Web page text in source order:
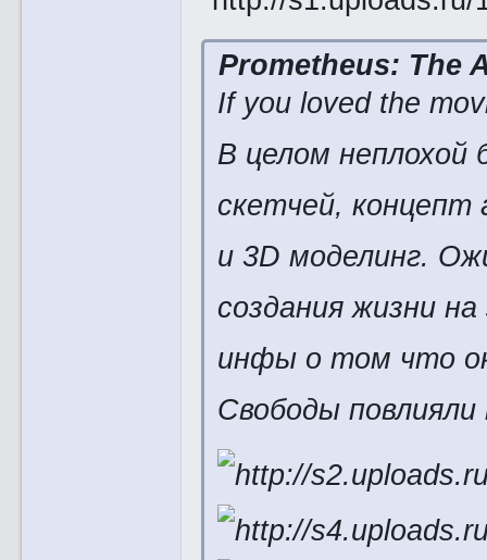
Prometheus: The
If you loved the
В целом неплохой
скетчей,
и 3D моделинг.
создания жизни
инфы о том что
Свободы